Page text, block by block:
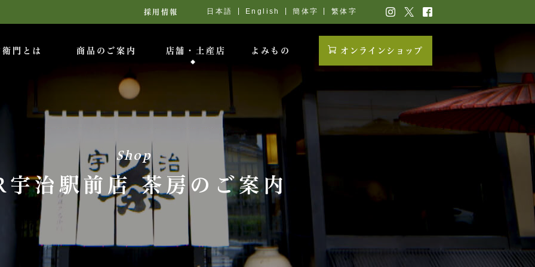
日本語 English 簡体字 繁体字
採用情報
門とは 商品のご案内 店舗・土産店 よみもの オンラインショップ
Shop
宇治駅前店 茶房のご案内